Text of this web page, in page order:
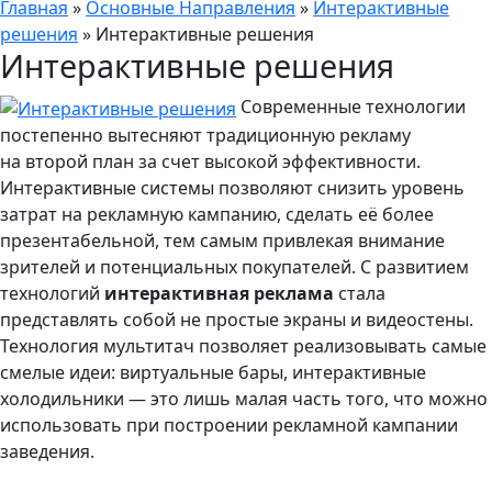
Главная » Основные Направления » Интерактивные
решения » Интерактивные решения
Интерактивные решения
Современные технологии
постепенно вытесняют традиционную рекламу
на второй план за счет высокой эффективности.
Интерактивные системы позволяют снизить уровень
затрат на рекламную кампанию, сделать её более
презентабельной, тем самым привлекая внимание
зрителей и потенциальных покупателей. С развитием
технологий интерактивная реклама стала
представлять собой не простые экраны и видеостены.
Технология мультитач позволяет реализовывать самые
смелые идеи: виртуальные бары, интерактивные
холодильники — это лишь малая часть того, что можно
использовать при построении рекламной кампании
заведения.